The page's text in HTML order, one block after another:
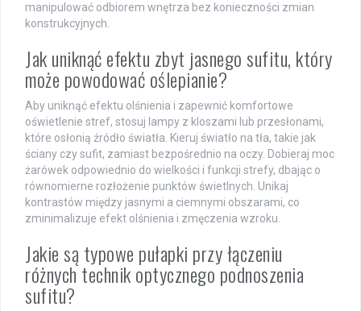
manipulować odbiorem wnętrza bez konieczności zmian
konstrukcyjnych.
Jak uniknąć efektu zbyt jasnego sufitu, który
może powodować oślepianie?
Aby uniknąć efektu olśnienia i zapewnić komfortowe
oświetlenie stref, stosuj lampy z kloszami lub przesłonami,
które osłonią źródło światła. Kieruj światło na tła, takie jak
ściany czy sufit, zamiast bezpośrednio na oczy. Dobieraj moc
żarówek odpowiednio do wielkości i funkcji strefy, dbając o
równomierne rozłożenie punktów świetlnych. Unikaj
kontrastów między jasnymi a ciemnymi obszarami, co
zminimalizuje efekt olśnienia i zmęczenia wzroku.
Jakie są typowe pułapki przy łączeniu
różnych technik optycznego podnoszenia
sufitu?